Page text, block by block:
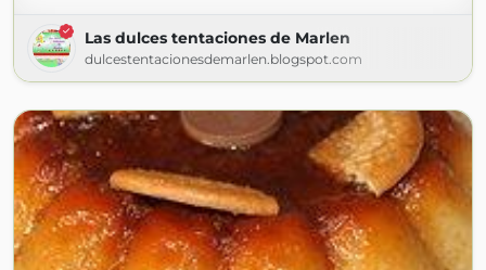
Las dulces tentaciones de Marlen
dulcestentacionesdemarlen.blogspot.com